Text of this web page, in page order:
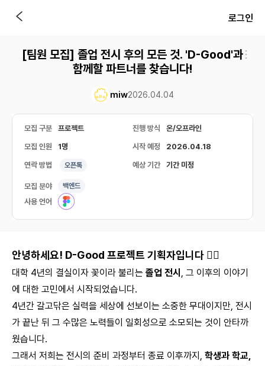
로그인
[팀원 모집] 졸업 전시 후의 모든 것. 'D-Good'과
함께할 파트너를 찾습니다!
miw2026.04.04
모집 구분 프로젝트 진행 방식 온/오프라인
모집 인원 1명 시작 예정 2026.04.18
연락 방법 오픈톡 예상 기간 기간 미정
모집 분야 백엔드
사용 언어
안녕하세요! D-Good 프로젝트 기획자입니다 🙇‍♂️
대학 4년의 결실이자 꽃이라 불리는 졸업 전시 , 그 이후의 이야기
에 대한 고민에서 시작되었습니다.
4년간 갈고닦은 실력을 세상에 선보이는 소중한 무대이지만, 전시
가 끝난 뒤 그 수많은 노력들이 일회성으로 소모되는 것이 안타까
웠습니다.
그래서 저희는 전시의 준비 과정부터 종료 이후까지, 학생과 학교,